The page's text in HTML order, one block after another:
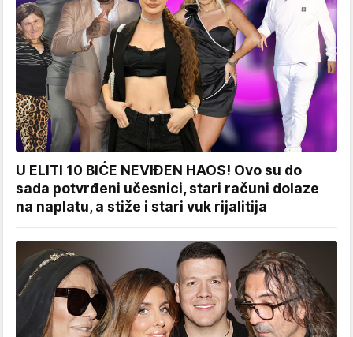
U ELITI 10 BIĆE NEVIĐEN HAOS! Ovo su do
sada potvrđeni učesnici, stari računi dolaze
na naplatu, a stiže i stari vuk rijalitija